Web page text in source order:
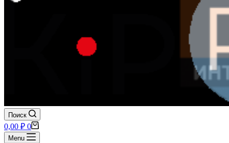
Поиск
Корзина
0,00 ₽ 0
Menu